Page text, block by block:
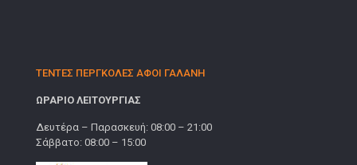
ΤΕΝΤΕΣ ΠΕΡΓΚΟΛΕΣ ΑΦΟΙ ΓΑΛΑΝΗ
ΩΡΑΡΙΟ ΛΕΙΤΟΥΡΓΙΑΣ
Δευτέρα – Παρασκευή: 08:00 – 21:00
Σάββατο: 08:00 – 15:00